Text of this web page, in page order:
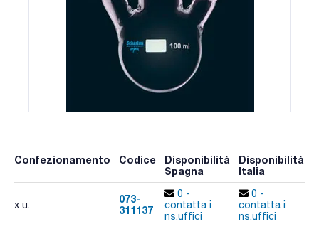
Confezionamento Codice
Disponibilità
Spagna
Disponibilità
Italia
x u.
073-
311137
0 -
contatta i
ns.uffici
0 -
contatta i
ns.uffici